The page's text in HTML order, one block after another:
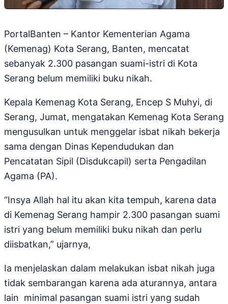
PortalBanten – Kantor Kementerian Agama
(Kemenag) Kota Serang, Banten, mencatat
sebanyak 2.300 pasangan suami-istri di Kota
Serang belum memiliki buku nikah.
Kepala Kemenag Kota Serang, Encep S Muhyi, di
Serang, Jumat, mengatakan Kemenag Kota Serang
mengusulkan untuk menggelar isbat nikah bekerja
sama dengan Dinas Kependudukan dan
Pencatatan Sipil (Disdukcapil) serta Pengadilan
Agama (PA).
“Insya Allah hal itu akan kita tempuh, karena data
di Kemenag Serang hampir 2.300 pasangan suami
istri yang belum memiliki buku nikah dan perlu
diisbatkan,” ujarnya,
Ia menjelaskan dalam melakukan isbat nikah juga
tidak sembarangan karena ada aturannya, antara
lain minimal pasangan suami istri yang sudah